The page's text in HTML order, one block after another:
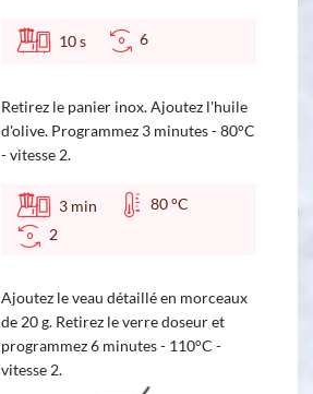
10s 6
Retirez le panier inox. Ajoutez l'huile
d'olive. Programmez 3 minutes - 80°C
- vitesse 2.
3 min
80 °C
2
Ajoutez le veau détaillé en morceaux
de 20 g. Retirez le verre doseur et
programmez 6 minutes - 110°C -
vitesse 2.